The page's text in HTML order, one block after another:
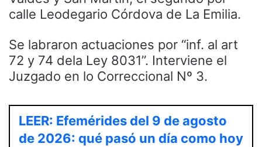
calle Leodegario Córdova de La Emilia.
Se labraron actuaciones por “inf. al art
72 y 74 dela Ley 8031”. Interviene el
Juzgado en lo Correccional Nº 3.
LEER: Efemérides del 9 de agosto
de 2026: qué pasó un día como hoy